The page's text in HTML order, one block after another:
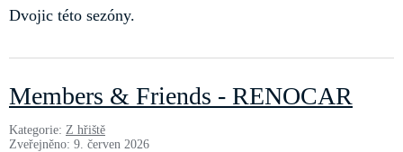
Dvojic této sezóny.
Members & Friends - RENOCAR
Kategorie: Z hřiště
Zveřejněno: 9. červen 2026